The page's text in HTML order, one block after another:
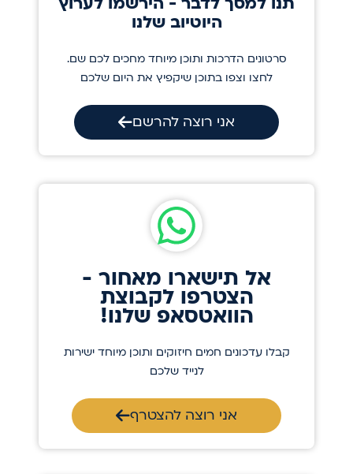
היוטיוב שלנו
סרטונים הדרכות ותוכן מיוחד מחכים לכם שם.
לחצו וצפו בתוכן שיקפיץ את היום שלכם
אני רוצה להרשם
אל תישארו מאחור -
הצטרפו לקבוצת
הוואטסאפ שלנו!
קבלו עדכונים חמים חיזוקים ותוכן מיוחד ישירות
לנייד שלכם
אני רוצה להצטרף